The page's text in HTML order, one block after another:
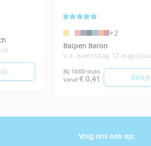
+2
Balpen Baron
V.a. woensdag 12 augustus
Bij 10000 stuks
Vanaf € 0,41 Bekijk
Volg ons ook op: